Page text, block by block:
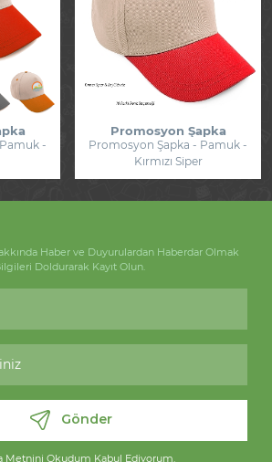
-
Promosyon Şapka
Promosyon Şapka - Pamuk -
Kırmızı Siper
Haber ve Duyurulardan Haberdar Olmak
Doldurarak Kayıt Olun.
Gönder
Metnini Okudum Kabul Ediyorum.